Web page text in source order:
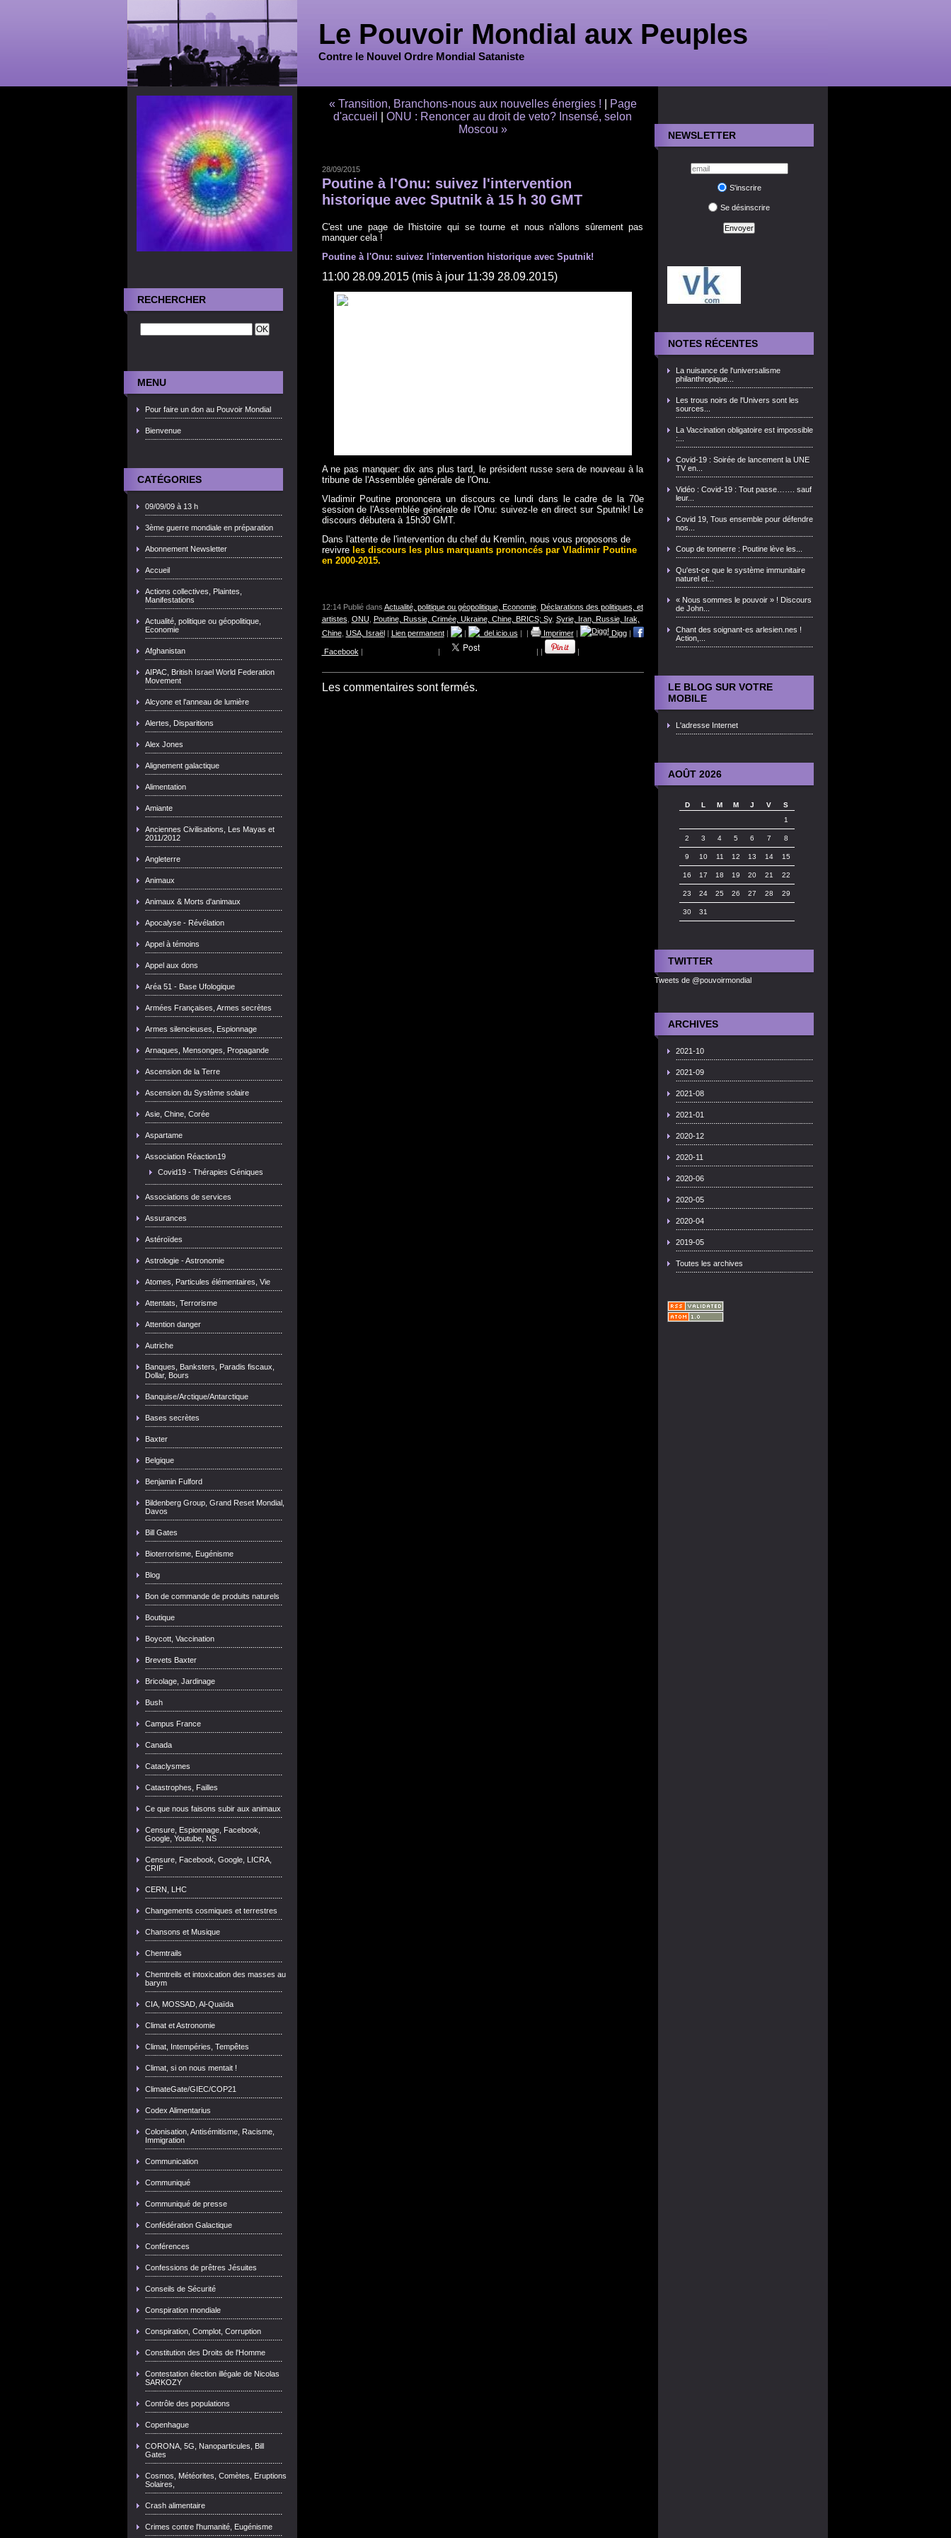
Le Pouvoir Mondial aux Peuples
Contre le Nouvel Ordre Mondial Sataniste
RECHERCHER
MENU
Pour faire un don au Pouvoir Mondial
Bienvenue
CATÉGORIES
09/09/09 à 13 h
3ème guerre mondiale en préparation
Abonnement Newsletter
Accueil
Actions collectives, Plaintes,
Manifestations
Actualité, politique ou géopolitique,
Economie
Afghanistan
AIPAC, British Israel World Federation
Movement
Alcyone et l'anneau de lumière
Alertes, Disparitions
Alex Jones
Alignement galactique
Alimentation
Amiante
Anciennes Civilisations, Les Mayas et
2011/2012
Angleterre
Animaux
Animaux & Morts d'animaux
Apocalyse - Révélation
Appel à témoins
Appel aux dons
Aréa 51 - Base Ufologique
Armées Françaises, Armes secrètes
Armes silencieuses, Espionnage
Arnaques, Mensonges, Propagande
Ascension de la Terre
Ascension du Système solaire
Asie, Chine, Corée
Aspartame
Association Réaction19
Covid19 - Thérapies Géniques
Associations de services
Assurances
Astéroïdes
Astrologie - Astronomie
Atomes, Particules élémentaires, Vie
Attentats, Terrorisme
Attention danger
Autriche
Banques, Banksters, Paradis fiscaux,
Dollar, Bours
Banquise/Arctique/Antarctique
Bases secrètes
Baxter
Belgique
Benjamin Fulford
Bildenberg Group, Grand Reset Mondial,
Davos
Bill Gates
Bioterrorisme, Eugénisme
Blog
Bon de commande de produits naturels
Boutique
Boycott, Vaccination
Brevets Baxter
Bricolage, Jardinage
Bush
Campus France
Canada
Cataclysmes
Catastrophes, Failles
Ce que nous faisons subir aux animaux
Censure, Espionnage, Facebook,
Google, Youtube, NS
Censure, Facebook, Google, LICRA,
CRIF
CERN, LHC
Changements cosmiques et terrestres
Chansons et Musique
Chemtrails
Chemtreils et intoxication des masses au
barym
CIA, MOSSAD, Al-Quaïda
Climat et Astronomie
Climat, Intempéries, Tempêtes
Climat, si on nous mentait !
ClimateGate/GIEC/COP21
Codex Alimentarius
Colonisation, Antisémitisme, Racisme,
Immigration
Communication
Communiqué
Communiqué de presse
Confédération Galactique
Conférences
Confessions de prêtres Jésuites
Conseils de Sécurité
Conspiration mondiale
Conspiration, Complot, Corruption
Constitution des Droits de l'Homme
Contestation élection illégale de Nicolas
SARKOZY
Contrôle des populations
Copenhague
CORONA, 5G, Nanoparticules, Bill
Gates
Cosmos, Météorites, Comètes, Eruptions
Solaires,
Crash alimentaire
Crimes contre l'humanité, Eugénisme
NEWSLETTER
S'inscrire
Se désinscrire
NOTES RÉCENTES
La nuisance de l'universalisme
philanthropique...
Les trous noirs de l'Univers sont les
sources...
La Vaccination obligatoire est impossible
:...
Covid-19 : Soirée de lancement la UNE
TV en...
Vidéo : Covid-19 : Tout passe……. sauf
leur...
Covid 19, Tous ensemble pour défendre
nos...
Coup de tonnerre : Poutine lève les...
Qu'est-ce que le système immunitaire
naturel et...
« Nous sommes le pouvoir » ! Discours
de John...
Chant des soignant-es arlesien.nes !
Action,...
LE BLOG SUR VOTRE
MOBILE
L'adresse Internet
AOÛT 2026
D L M M J V
S
1
2 3 4 5 6 7 8
9 10 11 12 13 14 15
16 17 18 19 20 21 22
23 24 25 26 27 28 29
30 31
TWITTER
Tweets de @pouvoirmondial
ARCHIVES
2021-10
2021-09
2021-08
2021-01
2020-12
2020-11
2020-06
2020-05
2020-04
2019-05
Toutes les archives
« Transition, Branchons-nous aux nouvelles énergies !
Page
d'accueil
ONU : Renoncer au droit de veto? Insensé, selon
Moscou »
28/09/2015
Poutine à l'Onu: suivez l'intervention
historique avec Sputnik à 15 h 30 GMT
C'est une page de l'histoire qui se tourne et nous n'allons sûrement pas
manquer cela !
Poutine à l'Onu: suivez l'intervention historique avec Sputnik!
11:00 28.09.2015 (mis à jour 11:39 28.09.2015)
A ne pas manquer: dix ans plus tard, le président russe sera de nouveau à la
tribune de l'Assemblée générale de l'‪Onu.
Vladimir ‪‎Poutine prononcera un discours ce lundi dans le cadre de la 70e
session de l'Assemblée générale de l'‪Onu: suivez-le en direct sur Sputnik! Le
discours débutera à 15h30 GMT.
Dans l'attente de l'intervention du chef du Kremlin, nous vous proposons de
revivre les discours les plus marquants prononcés par Vladimir Poutine
en 2000-2015.
12:14 Publié dans Actualité, politique ou géopolitique, Economie, Déclarations des politiques, et
artistes ONU, Poutine, Russie, Crimée, Ukraine, Chine, BRICS; Sy, Syrie, Iran, Russie, Irak,
Chine, USA, Israël| Lien permanent| | del.icio.us | | Imprimer| Digg|
Facebook | | | | |
Les commentaires sont fermés.